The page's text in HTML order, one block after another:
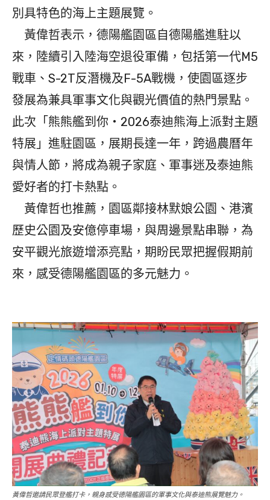
別具特色的海上主題展覽。
黃偉哲表示，德陽艦園區自德陽艦進駐以
來，陸續引入陸海空退役軍備，包括第一代M5
戰車、S-2T反潛機及F-5A戰機，使園區逐步
發展為兼具軍事文化與觀光價值的熱門景點。
此次「熊熊艦到你・2026泰迪熊海上派對主題
特展」進駐園區，展期長達一年，跨過農曆年
與情人節，將成為親子家庭、軍事迷及泰迪熊
愛好者的打卡熱點。
黃偉哲也推薦，園區鄰接林默娘公園、港濱
歷史公園及安億停車場，與周邊景點串聯，為
安平觀光旅遊增添亮點，期盼民眾把握假期前
來，感受德陽艦園區的多元魅力。
黃偉哲邀請民眾登艦打卡，親身感受德陽艦園區的軍事文化與泰迪熊展覽魅力。